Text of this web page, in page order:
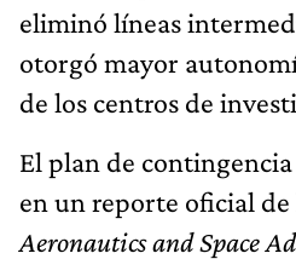
eliminó líneas
otorgó mayor
de los centros de
El plan de
en un reporte oficial de
Aeronautics and Space